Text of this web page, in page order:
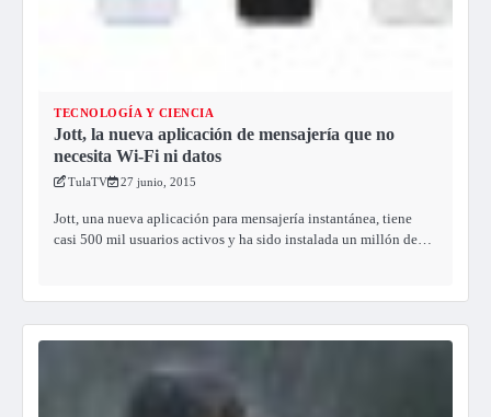
TECNOLOGÍA Y CIENCIA
Jott, la nueva aplicación de mensajería que no
necesita Wi-Fi ni datos
TulaTV 27 junio, 2015
Jott, una nueva aplicación para mensajería instantánea, tiene
casi 500 mil usuarios activos y ha sido instalada un millón de…